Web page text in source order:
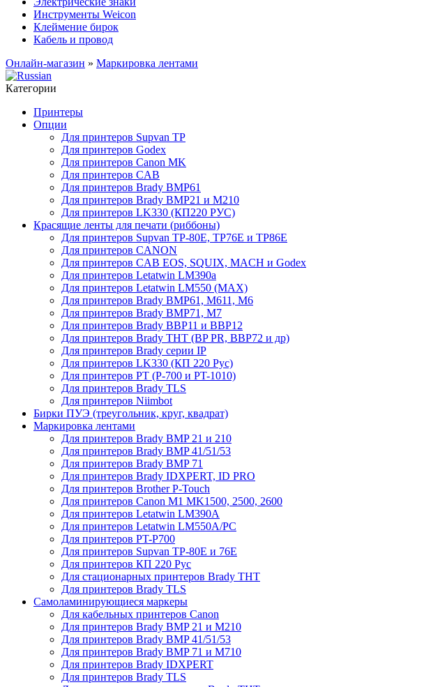
Инструменты Weicon
Клеймение бирок
Кабель и провод
Онлайн-магазин » Маркировка лентами
Категории
Принтеры
Опции
Для принтеров Supvan TP
Для принтеров Godex
Для принтеров Canon MK
Для принтеров CAB
Для принтеров Brady BMP61
Для принтеров Brady BMP21 и M210
Для принтеров LK330 (КП220 РУС)
Красящие ленты для печати (риббоны)
Для принтеров Supvan TP-80E, TP76E и TP86E
Для принтеров CANON
Для принтеров CAB EOS, SQUIX, MACH и Godex
Для принтеров Letatwin LM390a
Для принтеров Letatwin LM550 (MAX)
Для принтеров Brady BMP61, M611, M6
Для принтеров Brady BMP71, M7
Для принтеров Brady BBP11 и BBP12
Для принтеров Brady THT (BP PR, BBP72 и др)
Для принтеров Brady серии IP
Для принтеров LK330 (КП 220 Рус)
Для принтеров PT (P-700 и PT-1010)
Для принтеров Brady TLS
Для принтеров Niimbot
Бирки ПУЭ (треугольник, круг, квадрат)
Маркировка лентами
Для принтеров Brady BMP 21 и 210
Для принтеров Brady BMP 41/51/53
Для принтеров Brady BMP 71
Для принтеров Brady IDXPERT, ID PRO
Для принтеров Brother P-Touch
Для принтеров Canon M1 MK1500, 2500, 2600
Для принтеров Letatwin LM390A
Для принтеров Letatwin LM550A/PC
Для принтеров PT-P700
Для принтеров Supvan TP-80E и 76E
Для принтеров КП 220 Рус
Для стационарных принтеров Brady THT
Для принтеров Brady TLS
Самоламинирующиеся маркеры
Для кабельных принтеров Canon
Для принтеров Brady BMP 21 и M210
Для принтеров Brady BMP 41/51/53
Для принтеров Brady BMP 71 и M710
Для принтеров Brady IDXPERT
Для принтеров Brady TLS